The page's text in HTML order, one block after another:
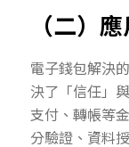
（二）
電子錢包解決
決了「信任」
支付、轉帳等
分驗證、資料